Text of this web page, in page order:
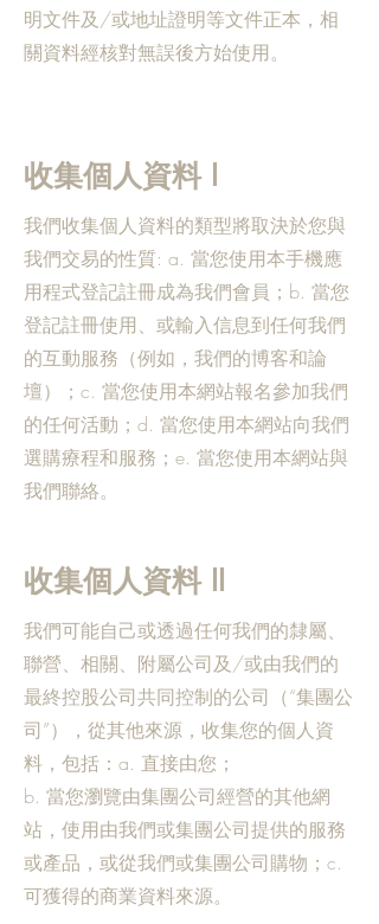
明文件及/或地址證明等文件正本，相
關資料經核對無誤後方始使用。
收集個人資料 I
我們收集個人資料的類型將取決於您與
我們交易的性質: a. 當您使用本手機應
用程式登記註冊成為我們會員；b. 當您
登記註冊使用、或輸入信息到任何我們
的互動服務（例如，我們的博客和論
壇）；c. 當您使用本網站報名參加我們
的任何活動；d. 當您使用本網站向我們
選購療程和服務；e. 當您使用本網站與
我們聯絡。
收集個人資料 II
我們可能自己或透過任何我們的隸屬、
聯營、相關、附屬公司及/或由我們的
最終控股公司共同控制的公司（“集團公
司”），從其他來源，收集您的個人資
料，包括：a. 直接由您；
b. 當您瀏覽由集團公司經營的其他網
站，使用由我們或集團公司提供的服務
或產品，或從我們或集團公司購物；c.
可獲得的商業資料來源。